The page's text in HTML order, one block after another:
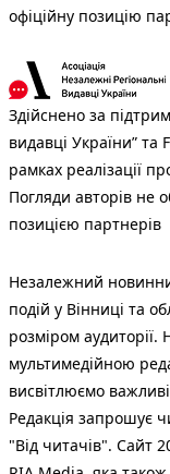
офіційну позицію
Здійснено за
видавці України”
рамках реалізації
Погляди авторів не
позицією партнерів
Незалежний
подій у Вінниці та
розміром
мультимедійною
висвітлюємо
Редакція запрошує
"Від читачів". Сайт